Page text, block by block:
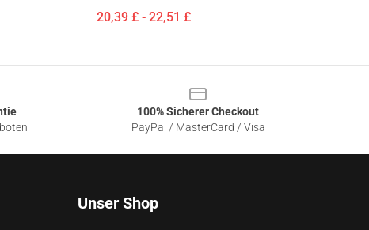
20,39 £ - 22,51 £
100% Sicherer Checkout
PayPal / MasterCard / Visa
Unser Shop